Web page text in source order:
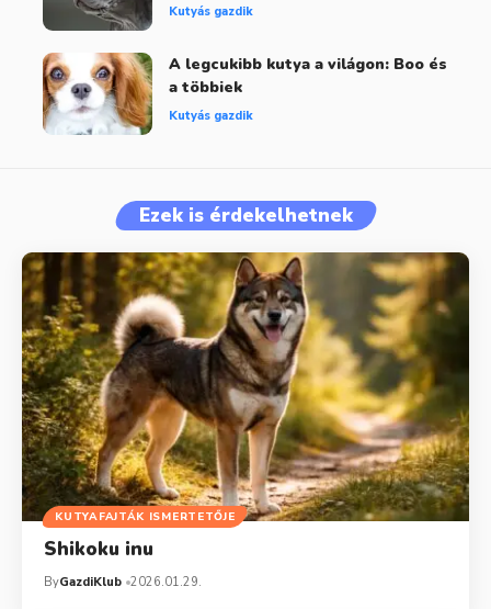
Kutyás gazdik
A legcukibb kutya a világon: Boo és
a többiek
Kutyás gazdik
Ezek is érdekelhetnek
KUTYAFAJTÁK ISMERTETŐJE
Shikoku inu
ByGazdiKlub 2026.01.29.